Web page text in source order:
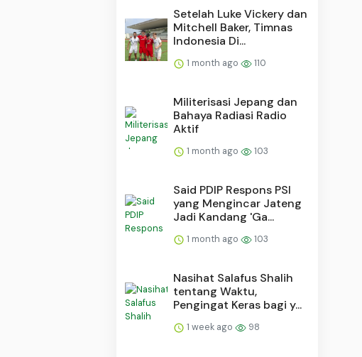
Setelah Luke Vickery dan
Mitchell Baker, Timnas
Indonesia Di...
1 month ago 110
Militerisasi Jepang dan
Bahaya Radiasi Radio
Aktif
1 month ago 103
Said PDIP Respons PSI
yang Mengincar Jateng
Jadi Kandang 'Ga...
1 month ago 103
Nasihat Salafus Shalih
tentang Waktu,
Pengingat Keras bagi y...
1 week ago 98